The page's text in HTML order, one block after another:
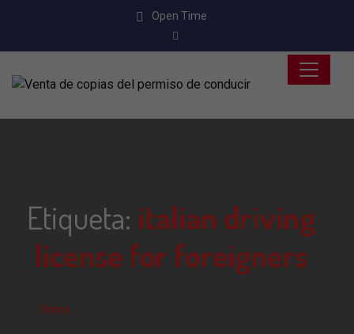
Open Time
Etiqueta: italian driving
license for foreigners
Home